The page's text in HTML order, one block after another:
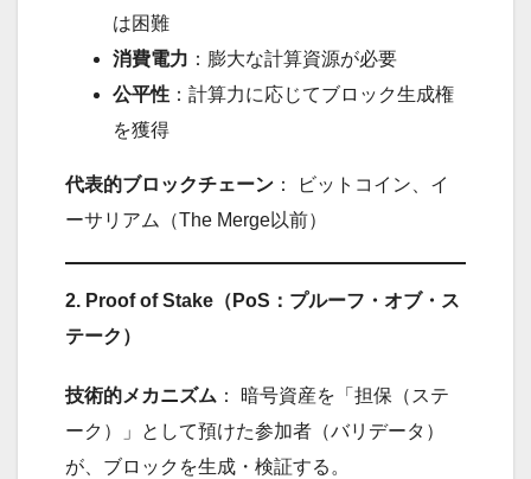
は困難
消費電力 ：膨大な計算資源が必要
公平性 ：計算力に応じてブロック生成権
を獲得
代表的ブロックチェーン ： ビットコイン、イ
ーサリアム（The Merge以前）
2. Proof of Stake（PoS：プルーフ・オブ・ス
テーク）
技術的メカニズム ： 暗号資産を「担保（ステ
ーク）」として預けた参加者（バリデータ）
が、ブロックを生成・検証する。